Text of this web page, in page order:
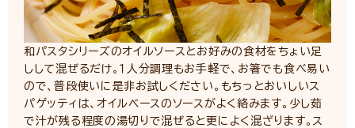
和パスタシリーズのオイルソースとお好みの食材をちょい足
しして混ぜるだけ。１人分調理もお手軽で、お箸でも食べ易い
ので、普段使いに是非お試しください。もちっとおいしいス
パゲッティは、オイルベースのソースがよく絡みます。少し茹
で汁が残る程度の湯切りで混ぜると更によく混ざります。ス